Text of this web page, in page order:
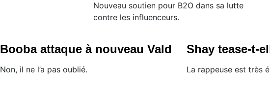
Nouveau soutien pour B2O dans sa lutte
contre les influenceurs.
Booba attaque à nouveau Vald
Non, il ne l’a pas oublié.
Shay tease-t-
La rappeuse est très